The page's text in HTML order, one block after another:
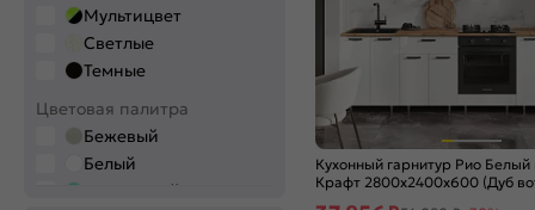
Мультицвет
Светлые
Темные
Цветовая палитра
Бежевый
Белый
Бирюзовый
Кухонный гарнитур Рио
Крафт 2800x2400x600 (Дуб